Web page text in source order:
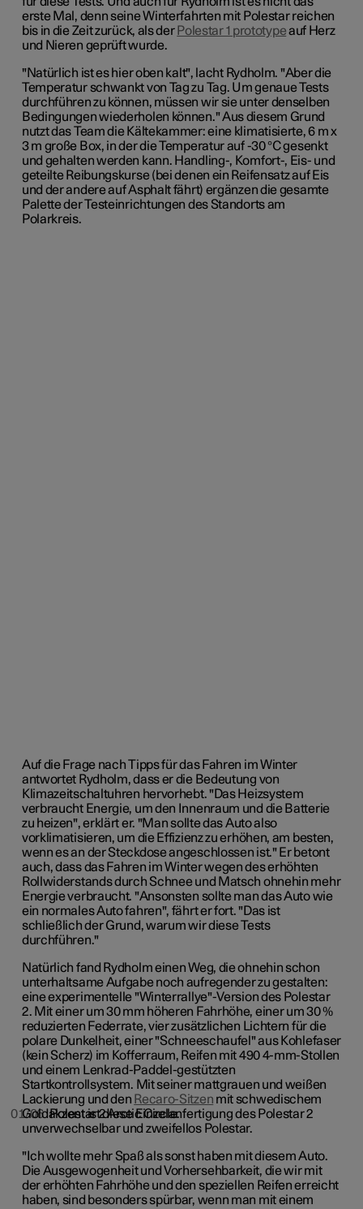
erste Mal, denn seine Winterfahrten mit Polestar reichen
bis in die Zeit zurück, als der Polestar 1 prototypeauf Herz
und Nieren geprüft wurde.
"Natürlich ist es hier oben kalt", lacht Rydholm. "Aber die
Temperatur schwankt von Tag zu Tag. Um genaue Tests
durchführen zu können, müssen wir sie unter denselben
Bedingungen wiederholen können." Aus diesem Grund
nutzt das Team die Kältekammer: eine klimatisierte, 6 m x
3 m große Box, in der die Temperatur auf -30 °C gesenkt
und gehalten werden kann. Handling-, Komfort-, Eis- und
geteilte Reibungskurse (bei denen ein Reifensatz auf Eis
und der andere auf Asphalt fährt) ergänzen die gesamte
Palette der Testeinrichtungen des Standorts am
Polarkreis.
01/06 Polestar 2 Arctic Circle.
Auf die Frage nach Tipps für das Fahren im Winter
antwortet Rydholm, dass er die Bedeutung von
Klimazeitschaltuhren hervorhebt. "Das Heizsystem
verbraucht Energie, um den Innenraum und die Batterie
zu heizen", erklärt er. "Man sollte das Auto also
vorklimatisieren, um die Effizienz zu erhöhen, am besten,
wenn es an der Steckdose angeschlossen ist." Er betont
auch, dass das Fahren im Winter wegen des erhöhten
Rollwiderstands durch Schnee und Matsch ohnehin mehr
Energie verbraucht. "Ansonsten sollte man das Auto wie
ein normales Auto fahren", fährt er fort. "Das ist
schließlich der Grund, warum wir diese Tests
durchführen."
Natürlich fand Rydholmeinen Weg, die ohnehin schon
unterhaltsame Aufgabe noch aufregender zu gestalten:
eine experimentelle "Winterrallye"-Version des Polestar
2. Mit einer um 30 mm höheren Fahrhöhe, einer um 30 %
reduzierten Federrate, vier zusätzlichen Lichtern für die
polare Dunkelheit, einer "Schneeschaufel" aus Kohlefaser
(kein Scherz) im Kofferraum, Reifen mit 490 4-mm-Stollen
und einem Lenkrad-Paddel-gestützten
Startkontrollsystem. Mit seiner mattgrauen und weißen
Lackierung und den Recaro-Sitzen mit schwedischem
Goldakzent ist diese Einzelanfertigung des Polestar 2
unverwechselbar und zweifellos Polestar.
"Ich wollte mehr Spaß als sonst haben mit diesem Auto.
Die Ausgewogenheit und Vorhersehbarkeit, die wir mit
der erhöhten Fahrhöheund den speziellen Reifen erreicht
haben, sind besonders spürbar, wenn man mit einem